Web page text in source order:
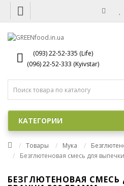
(093) 22-52-335 (Life)
(096) 22-52-333 (Kyivstar)
КАТЕГОРИИ
Товары Мука
Безглютеновая смесь для
БЕЗГЛЮТЕНОВАЯ